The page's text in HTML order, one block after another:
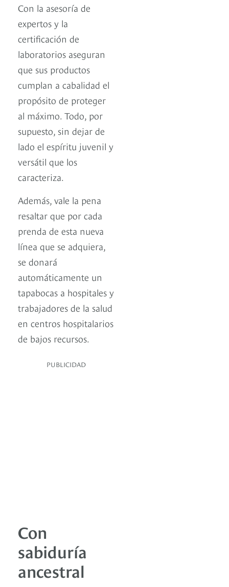
Con la asesoría de
expertos y la
certificación de
laboratorios aseguran
que sus productos
cumplan a cabalidad el
propósito de proteger
al máximo. Todo, por
supuesto, sin dejar de
lado el espíritu juvenil y
versátil que los
caracteriza.
Además, vale la pena
resaltar que por cada
prenda de esta nueva
línea que se adquiera,
se donará
automáticamente un
tapabocas a hospitales y
trabajadores de la salud
en centros hospitalarios
de bajos recursos.
PUBLICIDAD
Con
sabiduría
ancestral